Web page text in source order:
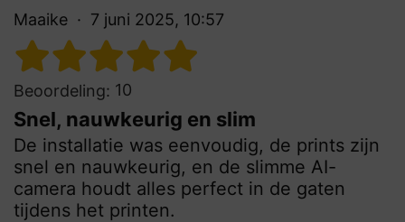
Maaike 7 juni 2025, 10:57
Beoordeling: 10
Snel, nauwkeurig en slim
De installatie was eenvoudig, de prints zijn
snel en nauwkeurig, en de slimme AI-
camera houdt alles perfect in de gaten
tijdens het printen.